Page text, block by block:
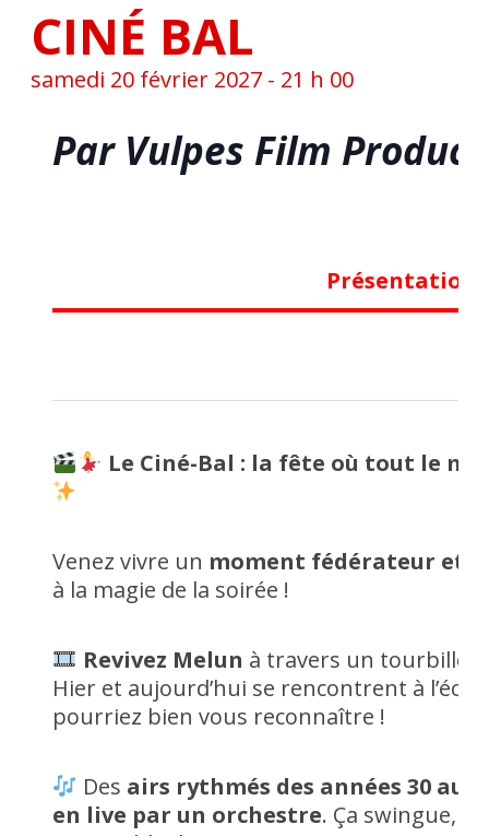
CINÉ BAL
samedi 20 février 2027 - 21 h 00
Par Vulpes Film
Présentation
Le Ciné-Bal : la fête où tout le
Venez vivre un moment fédérateur et
à la magie de la soirée !
Revivez Melun à travers un tourbillon
Hier et aujourd’hui se rencontrent à
pourriez bien vous reconnaître !
Des airs rythmés des années 30 aux
en live par un orchestre. Ça swingue,